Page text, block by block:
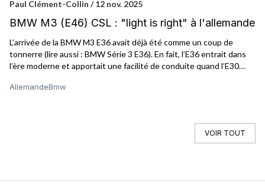
Paul Clément-Collin / 12 nov. 2025
BMW M3 (E46) CSL : "light is right" à l'allemande
L’arrivée de la BMW M3 E36 avait déjà été comme un coup de
tonnerre (lire aussi : BMW Série 3 E36). En fait, l’E36 entrait dans
l’ère moderne et apportait une facilité de conduite quand l’E30
sportives (320iS ou M3) carrément difficile à conduire. Avec l’E36,
curseur un peu plus loin. Et quand BMW décidait d’en faire une
version allégée et orientée performance, cela donnait une BMW
AllemandeBmw
VOIR TOUT